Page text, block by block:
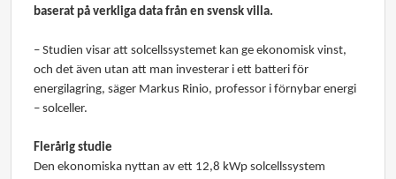
baserat på verkliga data från en svensk villa.
– Studien visar att solcellssystemet kan ge ekonomisk vinst,
och det även utan att man investerar i ett batteri för
energilagring, säger Markus Rinio, professor i förnybar energi
– solceller.
Flerårig studie
Den ekonomiska nyttan av ett 12,8 kWp solcellssystem